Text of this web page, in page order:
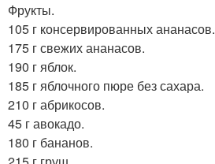
Фрукты.
105 г консервированных ананасов.
175 г свежих ананасов.
190 г яблок.
185 г яблочного пюре без сахара.
210 г абрикосов.
45 г авокадо.
180 г бананов.